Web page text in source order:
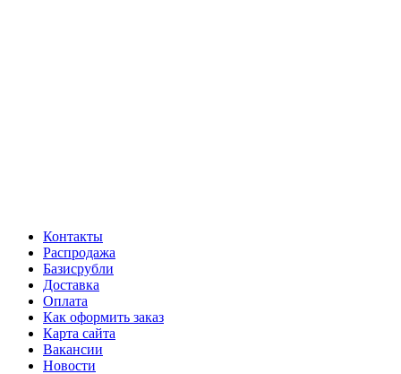
Контакты
Распродажа
Базисрубли
Доставка
Оплата
Как оформить заказ
Карта сайта
Вакансии
Новости